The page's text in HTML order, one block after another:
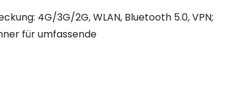
4G/3G/2G, WLAN, Bluetooth 5.0, VPN;
für umfassende